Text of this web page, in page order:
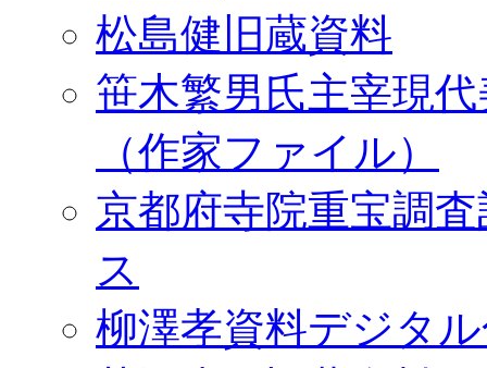
松島健旧蔵資料
笹木繁男氏主宰現
（作家ファイル）
京都府寺院重宝調
ス
柳澤孝資料デジタ